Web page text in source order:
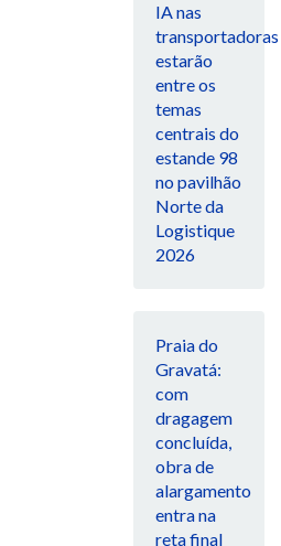
IA nas
transportadoras
estarão
entre os
temas
centrais do
estande 98
no pavilhão
Norte da
Logistique
2026
Praia do
Gravatá:
com
dragagem
concluída,
obra de
alargamento
entra na
reta final